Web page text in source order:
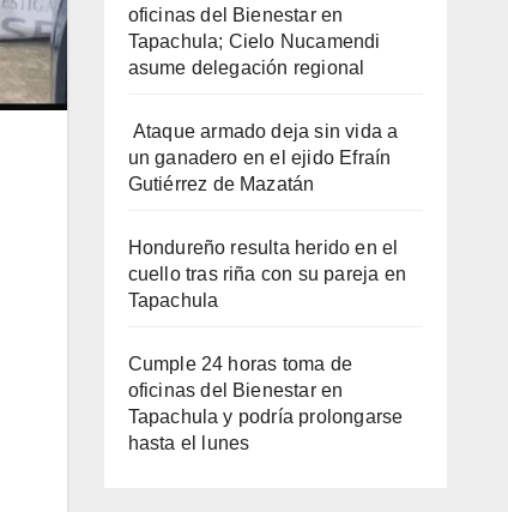
oficinas del Bienestar en
Tapachula; Cielo Nucamendi
asume delegación regional
Ataque armado deja sin vida a
un ganadero en el ejido Efraín
Gutiérrez de Mazatán
Hondureño resulta herido en el
cuello tras riña con su pareja en
Tapachula
Cumple 24 horas toma de
oficinas del Bienestar en
Tapachula y podría prolongarse
hasta el lunes